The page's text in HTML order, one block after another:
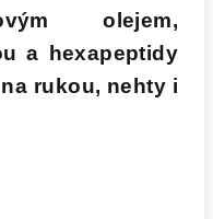
olejem,
a hexapeptidy
rukou, nehty i